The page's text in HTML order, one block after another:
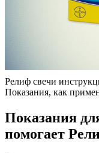
Релиф свечи
Показания, как
Показания
помогает